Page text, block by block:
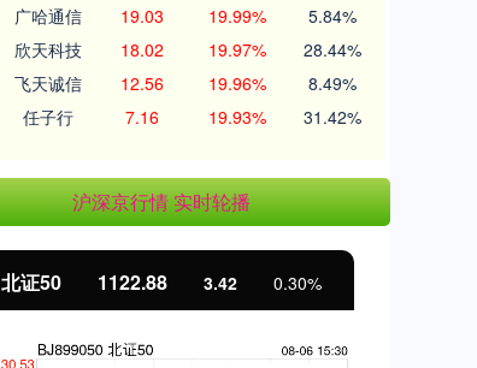
广哈通信 19.03 19.99% 5.84%
欣天科技 18.02 19.97% 28.44%
飞天诚信 12.56 19.96% 8.49%
任子行 7.16 19.93% 31.42%
沪深京行情 实时轮播
北证50 1122.88 3.42 0.30%